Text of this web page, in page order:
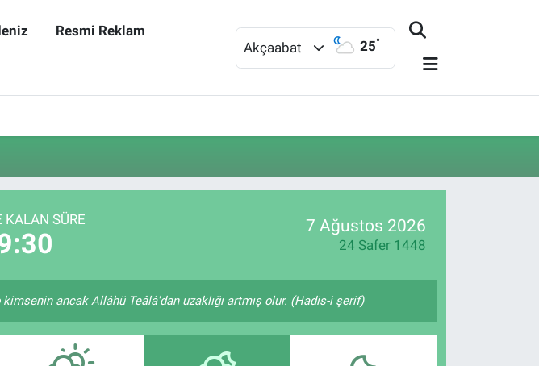
Resmi Reklam
Akçaabat 25°
KALAN SÜRE 7 Ağustos 2026
24 Safer 1448
ancak Allâhü Teâlâ'dan uzaklığı artmış olur. (Hadis-i şerif)